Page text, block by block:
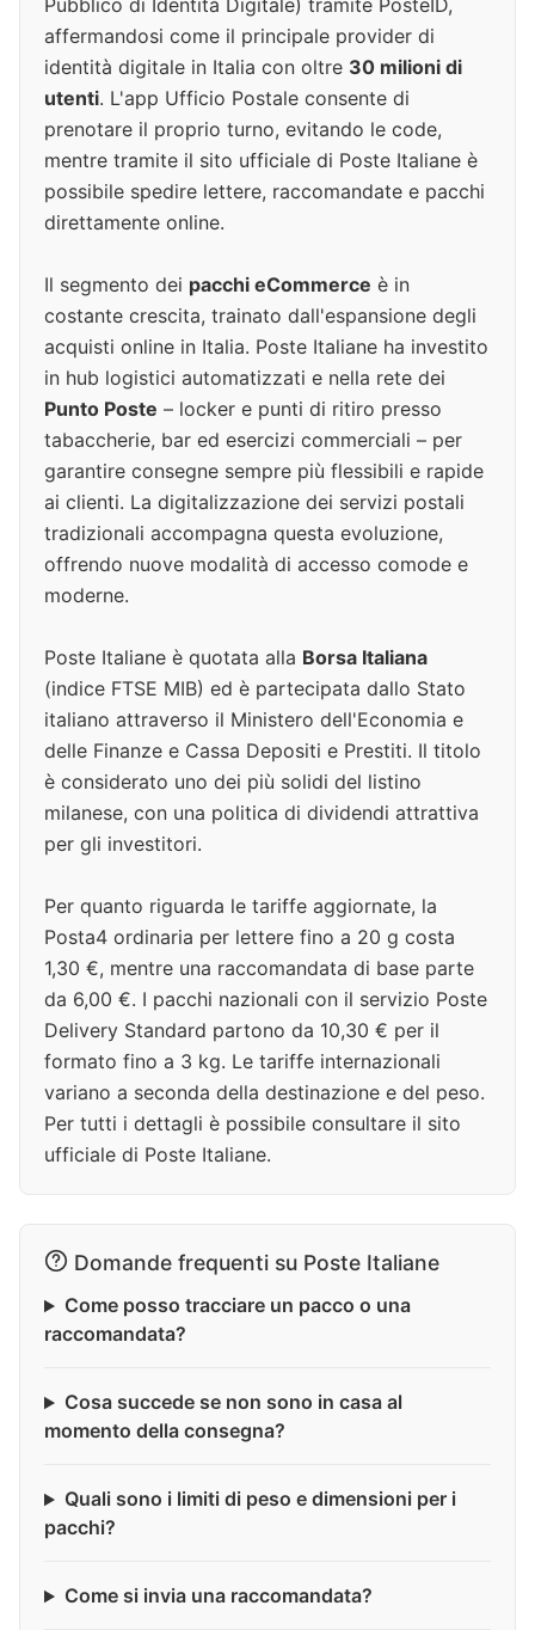
Pubblico di Identità Digitale) tramite PosteID,
affermandosi come il principale provider di
identità digitale in Italia con oltre 30 milioni di
utenti. L'app Ufficio Postale consente di
prenotare il proprio turno, evitando le code,
mentre tramite il sito ufficiale di Poste Italiane è
possibile spedire lettere, raccomandate e pacchi
direttamente online.
Il segmento dei pacchi eCommerce è in
costante crescita, trainato dall'espansione degli
acquisti online in Italia. Poste Italiane ha investito
in hub logistici automatizzati e nella rete dei
Punto Poste – locker e punti di ritiro presso
tabaccherie, bar ed esercizi commerciali – per
garantire consegne sempre più flessibili e rapide
ai clienti. La digitalizzazione dei servizi postali
tradizionali accompagna questa evoluzione,
offrendo nuove modalità di accesso comode e
moderne.
Poste Italiane è quotata alla Borsa Italiana
(indice FTSE MIB) ed è partecipata dallo Stato
italiano attraverso il Ministero dell'Economia e
delle Finanze e Cassa Depositi e Prestiti. Il titolo
è considerato uno dei più solidi del listino
milanese, con una politica di dividendi attrattiva
per gli investitori.
Per quanto riguarda le tariffe aggiornate, la
Posta4 ordinaria per lettere fino a 20 g costa
1,30 €, mentre una raccomandata di base parte
da 6,00 €. I pacchi nazionali con il servizio Poste
Delivery Standard partono da 10,30 € per il
formato fino a 3 kg. Le tariffe internazionali
variano a seconda della destinazione e del peso.
Per tutti i dettagli è possibile consultare il sito
ufficiale di Poste Italiane.
Domande frequenti su Poste Italiane
Come posso tracciare un pacco o una
raccomandata?
Cosa succede se non sono in casa al
momento della consegna?
Quali sono i limiti di peso e dimensioni per i
pacchi?
Come si invia una raccomandata?